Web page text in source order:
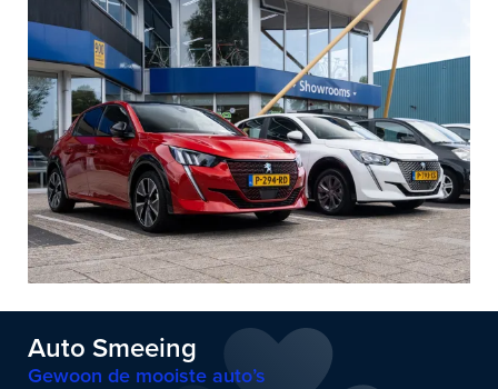
Auto Smeeing
Gewoon de mooiste auto’s